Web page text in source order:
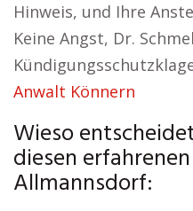
Hinweis, und Ihre
Keine Angst, Dr.
Anwalt Könnern
Wieso
diesen
Allmannsdorf: